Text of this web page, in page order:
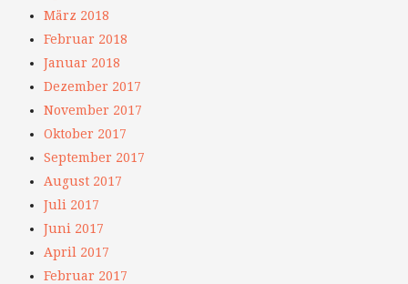
März 2018
Februar 2018
Januar 2018
Dezember 2017
November 2017
Oktober 2017
September 2017
August 2017
Juli 2017
Juni 2017
April 2017
Februar 2017